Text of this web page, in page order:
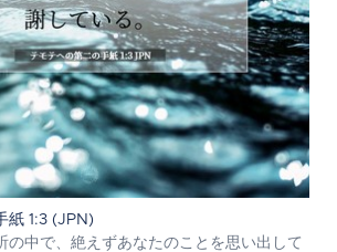
紙 1:3 (JPN)
の中で、絶えずあなたのことを思い出して